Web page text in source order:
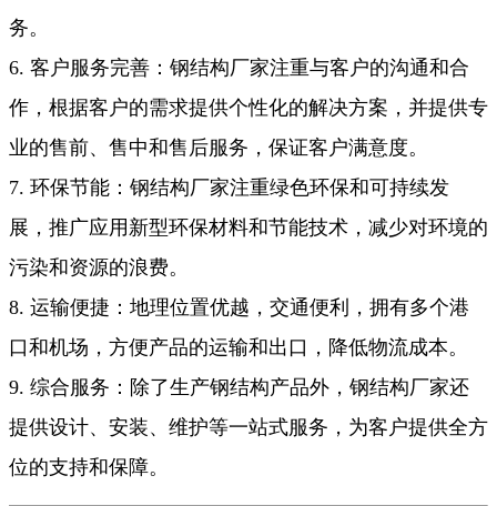
务。
6. 客户服务完善：钢结构厂家注重与客户的沟通和合
作，根据客户的需求提供个性化的解决方案，并提供专
业的售前、售中和售后服务，保证客户满意度。
7. 环保节能：钢结构厂家注重绿色环保和可持续发
展，推广应用新型环保材料和节能技术，减少对环境的
污染和资源的浪费。
8. 运输便捷：地理位置优越，交通便利，拥有多个港
口和机场，方便产品的运输和出口，降低物流成本。
9. 综合服务：除了生产钢结构产品外，钢结构厂家还
提供设计、安装、维护等一站式服务，为客户提供全方
位的支持和保障。